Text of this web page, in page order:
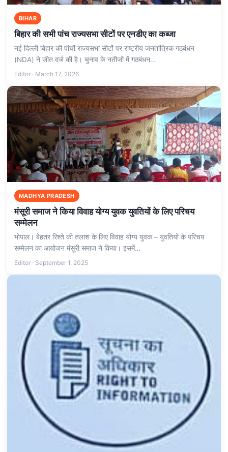
BIHAR
बिहार की सभी पांच राज्यसभा सीटों पर एनडीए का कब्जा
नई दिल्ली बिहार की पांचों राज्यसभा सीटों पर राष्ट्रीय जनतांत्रिक गठबंधन
(NDA) ने जीत दर्ज की है। चुनाव के नतीजों में गठबंधन…
Editor · March 17, 2026
MADHYA PRADESH
मंसूरी समाज ने किया विवाह योग्य युवक युवतियों के लिए परिचय
सम्मेलन
भोपाल। बेहतर रिश्ते की तलाश के लिए विवाह योग्य युवक – युवतियों के परिचय
सम्मेलन का आयोजन मंसूरी समाज ने किया। इसमें…
Editor · September 1, 2025